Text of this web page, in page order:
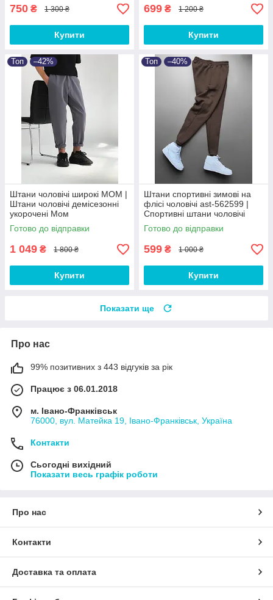
750 ₴ 1 300 ₴
Купити
699 ₴ 1 200 ₴
Купити
Топ –42%
Штани чоловічі широкі МОМ |
Штани чоловічі демісезонні
укорочені Мом
Готово до відправки
1 049 ₴ 1 800 ₴
Купити
Топ –40%
Штани спортивні зимові на
флісі чоловічі ast-562599 |
Спортивні штани чоловічі
теплі Люкс якості
Готово до відправки
599 ₴ 1 000 ₴
Купити
Показати ще
Про нас
99% позитивних з 443 відгуків за рік
Працює з 06.01.2018
м. Івано-Франківськ
76000, вул. Матейка 19, Івано-Франківськ, Україна
Контакти
Сьогодні вихідний
Показати весь графік роботи
Про нас
Контакти
Доставка та оплата